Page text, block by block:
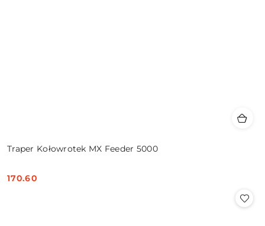
Traper Kołowrotek MX Feeder 5000
Cena:
170.60